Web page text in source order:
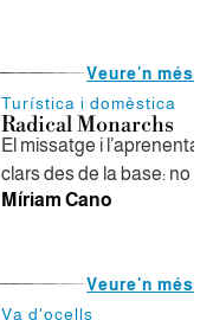
Veure'n més
Turística i domèstica
Radical Monarchs
El missatge i
clars des de la base: no
Míriam Cano
Veure'n més
Va d'ocells